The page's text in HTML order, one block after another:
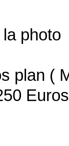
photo
plan (